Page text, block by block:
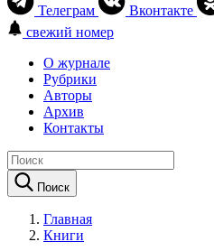
Телеграм Вконтакте
свежий номер
О журнале
Рубрики
Авторы
Архив
Контакты
Поиск
Главная
Книги